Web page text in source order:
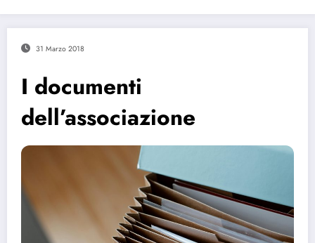
31 Marzo 2018
I documenti
dell’associazione